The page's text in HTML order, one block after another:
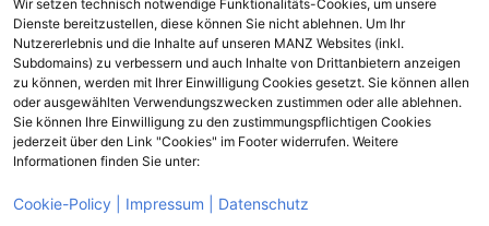
Wir setzen technisch notwendige Funktionalitäts-Cookies, um unsere
Dienste bereitzustellen, diese können Sie nicht ablehnen. Um Ihr
Nutzererlebnis und die Inhalte auf unseren MANZ Websites (inkl.
Subdomains) zu verbessern und auch Inhalte von Drittanbietern anzeigen
zu können, werden mit Ihrer Einwilligung Cookies gesetzt. Sie können allen
oder ausgewählten Verwendungszwecken zustimmen oder alle ablehnen.
Sie können Ihre Einwilligung zu den zustimmungspflichtigen Cookies
jederzeit über den Link "Cookies" im Footer widerrufen. Weitere
Informationen finden Sie unter:
Cookie-Policy | Impressum | Datenschutz